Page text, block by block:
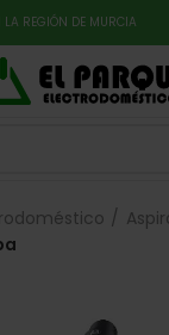
REGIÓN DE MURCIA